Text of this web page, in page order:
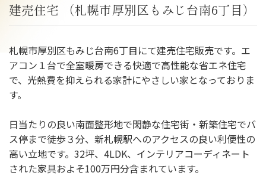
建売住宅 （札幌市厚別区もみじ台南6丁目）
札幌市厚別区もみじ台南6丁目にて建売住宅販売です。エ
アコン１台で全室暖房できる快適で高性能な省エネ住宅
で、光熱費を抑えられる家計にやさしい家となっておりま
す。
日当たりの良い南面整形地で閑静な住宅街・新築住宅でバ
ス停まで徒歩３分、新札幌駅へのアクセスの良い利便性の
高い立地です。32坪、4LDK、インテリアコーディネート
された家具およそ100万円分含まれています。